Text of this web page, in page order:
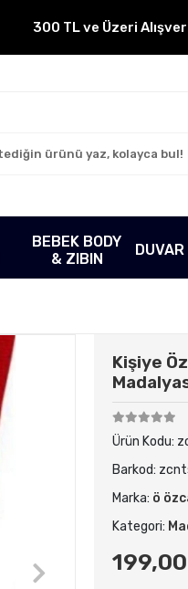
300 TL ve Üzeri
BEBEK BODY
& ZIBIN
Kişiye
Ürün Kodu:
Barkod:
Marka: ö
Kategori: